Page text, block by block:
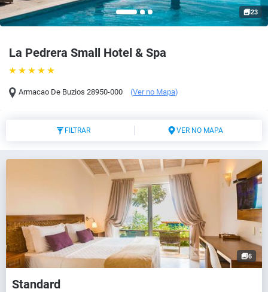
La Pedrera Small Hotel & Spa
Armacao De Buzios 28950-000 (Ver no Mapa)
23
FILTRAR VER NO MAPA
6
Standard